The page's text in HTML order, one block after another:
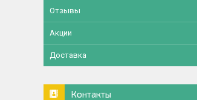
Отзывы
Акции
Доставка
Контакты